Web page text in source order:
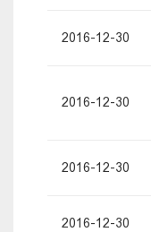
2016-12-30
2016-12-30
2016-12-30
2016-12-30